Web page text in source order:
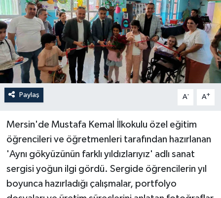
Paylaş A- A+
Mersin'de Mustafa Kemal İlkokulu özel eğitim
öğrencileri ve öğretmenleri tarafından hazırlanan
'Aynı gökyüzünün farklı yıldızlarıyız' adlı sanat
sergisi yoğun ilgi gördü. Sergide öğrencilerin yıl
boyunca hazırladığı çalışmalar, portfolyo